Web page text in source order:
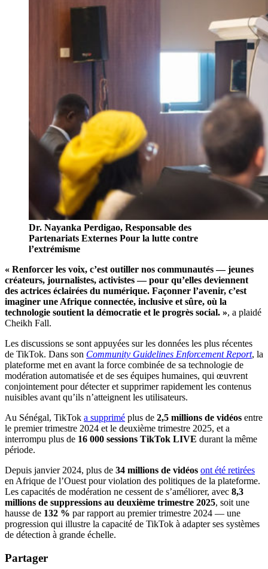
Dr. Nayanka Perdigao, Responsable des
Partenariats Externes Pour la lutte contre
l’extrémisme
« Renforcer les voix, c’est outiller nos communautés — jeunes
créateurs, journalistes, activistes — pour qu’elles deviennent
des actrices éclairées du numérique. Façonner l’avenir, c’est
imaginer une Afrique connectée, inclusive et sûre, où la
technologie soutient la démocratie et le progrès social. », a plaidé
Cheikh Fall.
Les discussions se sont appuyées sur les données les plus récentes
de TikTok. Dans son Community Guidelines Enforcement Report, la
plateforme met en avant la force combinée de sa technologie de
modération automatisée et de ses équipes humaines, qui œuvrent
conjointement pour détecter et supprimer rapidement les contenus
nuisibles avant qu’ils n’atteignent les utilisateurs.
Au Sénégal, TikTok a supprimé plus de 2,5 millions de vidéos entre
le premier trimestre 2024 et le deuxième trimestre 2025, et a
interrompu plus de 16 000 sessions TikTok LIVE durant la même
période.
Depuis janvier 2024, plus de 34 millions de vidéos ont été retirées
en Afrique de l’Ouest pour violation des politiques de la plateforme.
Les capacités de modération ne cessent de s’améliorer, avec 8,3
millions de suppressions au deuxième trimestre 2025, soit une
hausse de 132 % par rapport au premier trimestre 2024 — une
progression qui illustre la capacité de TikTok à adapter ses systèmes
de détection à grande échelle.
Partager